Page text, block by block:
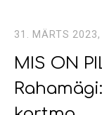
31. MÄRTS 2023,
MIS ON